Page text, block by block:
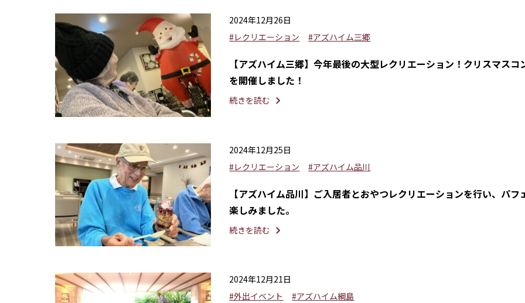
2024年12月26日
#レクリエーション
#アズハイム三郷
【アズハイム三郷】今年最後の大型レクリエーション！クリスマスコ
を開催しました！
続きを読む
2024年12月25日
#レクリエーション
#アズハイム品川
【アズハイム品川】ご入居者とおやつレクリエーションを行い、パフ
楽しみました。
続きを読む
2024年12月21日
#外出イベント
#アズハイム綱島